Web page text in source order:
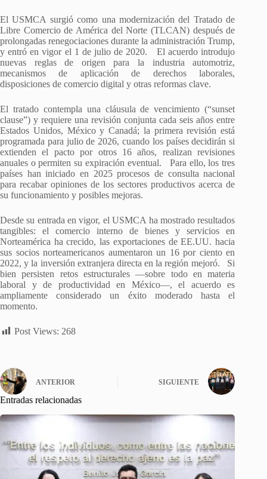
El USMCA surgió como una modernización del Tratado de
Libre Comercio de América del Norte (TLCAN) después de
prolongadas renegociaciones durante la administración Trump,
y entró en vigor el 1 de julio de 2020. El acuerdo introdujo
nuevas reglas de origen para la industria automotriz,
mecanismos de aplicación de derechos laborales,
disposiciones de comercio digital y otras reformas clave.
El tratado contempla una cláusula de vencimiento (“sunset
clause”) y requiere una revisión conjunta cada seis años entre
Estados Unidos, México y Canadá; la primera revisión está
programada para julio de 2026, cuando los países decidirán si
extienden el pacto por otros 16 años, realizan revisiones
anuales o permiten su expiración eventual. Para ello, los tres
países han iniciado en 2025 procesos de consulta nacional
para recabar opiniones de los sectores productivos acerca de
su funcionamiento y posibles mejoras.
Desde su entrada en vigor, el USMCA ha mostrado resultados
tangibles: el comercio interno de bienes y servicios en
Norteamérica ha crecido, las exportaciones de EE.UU. hacia
sus socios norteamericanos aumentaron un 16 por ciento en
2022, y la inversión extranjera directa en la región mejoró. Si
bien persisten retos estructurales —sobre todo en materia
laboral y de productividad en México—, el acuerdo es
ampliamente considerado un éxito moderado hasta el
momento.
Post Views: 268
ANTERIOR SIGUIENTE
Entradas relacionadas